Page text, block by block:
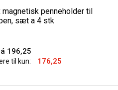
magnetisk penneholder til
sæt a 4 stk
196,25
til kun: 176,25